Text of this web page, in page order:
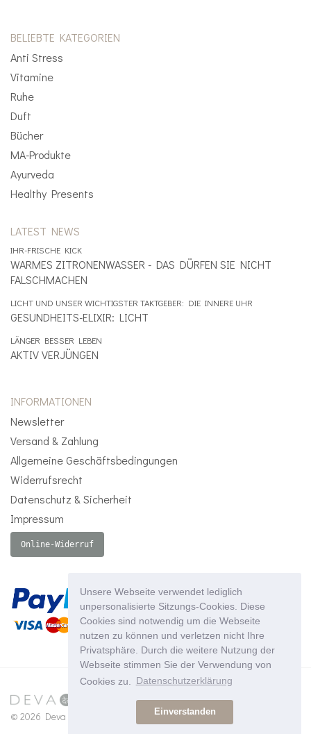
Unsere Webseite verwendet lediglich
unpersonalisierte Sitzungs-Cookies. Diese
Cookies sind notwendig um die Webseite
nutzen zu können und verletzen nicht Ihre
Privatsphäre. Durch die weitere Nutzung der
Webseite stimmen Sie der Verwendung von
Cookies zu.
Datenschutzerklärung
Einverstanden
BELIEBTE KATEGORIEN
Anti Stress
Vitamine
Ruhe
Duft
Bücher
MA-Produkte
Ayurveda
Healthy Presents
LATEST NEWS
IHR-FRISCHE KICK
WARMES ZITRONENWASSER - DAS DÜRFEN SIE NICHT
FALSCHMACHEN
LICHT UND UNSER WICHTIGSTER TAKTGEBER: DIE INNERE UHR
GESUNDHEITS-ELIXIR: LICHT
LÄNGER BESSER LEBEN
AKTIV VERJÜNGEN
INFORMATIONEN
Newsletter
Versand & Zahlung
Allgemeine Geschäftsbedingungen
Widerrufsrecht
Datenschutz & Sicherheit
Impressum
Online-Widerruf
© 2026 Deva Products
Ghee & Öle
Tees
Duft
Mundhygiene
Healthy Presents
Kinder
Trinkflaschen